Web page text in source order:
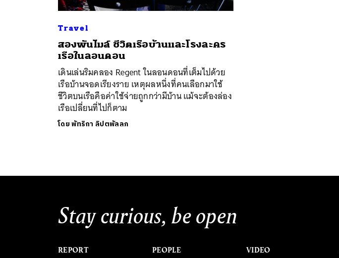
Travel
สองพันไมล์ ชีวิตเรือบ้านและโรงละคร
เรือในลอนดอน
เดินเล่นริมคลอง Regent ในลอนดอนที่เต็มไปด้วย
เรือบ้านจอดเรียงราย เหตุผลหนึ่งที่คนเลือกมาใช้
ชีวิตบนเรือคือค่าใช้จ่ายถูกกว่ามีบ้าน แม้จะต้องล่อง
เรือเปลี่ยนที่ไปก็ตาม
โดยพัทริกา ลิปตพัลลภ
Stay curious, be open
REPORT PEOPLE VIDEO